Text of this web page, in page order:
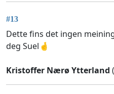
#13
Dette fins det ingen
deg Suel🤞
Kristoffer Nærø Ytterland